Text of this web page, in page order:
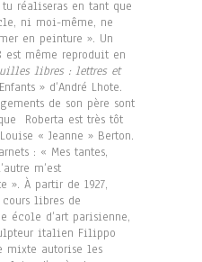
réaliseras en tant que
ni moi-même, ne
en peinture ». Un
est même reproduit en
libres : lettres et
» d’André Lhote.
de son père sont
Roberta est très tôt
« Jeanne » Berton.
: « Mes tantes,
m’est
». À partir de 1927,
libres de
école d’art parisienne,
italien Filippo
mixte autorise les